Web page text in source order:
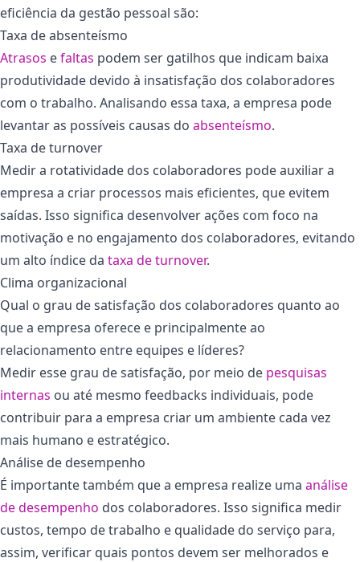
eficiência da gestão pessoal são:
Taxa de absenteísmo
Atrasos efaltas podem ser gatilhos que indicam baixa
produtividade devido à insatisfação dos colaboradores
com o trabalho. Analisando essa taxa, a empresa pode
levantar as possíveis causas do absenteísmo.
Taxa de turnover
Medir a rotatividade dos colaboradores pode auxiliar a
empresa a criar processos mais eficientes, que evitem
saídas. Isso significa desenvolver ações com foco na
motivação e no engajamento dos colaboradores, evitando
um alto índice da taxa de turnover.
Clima organizacional
Qual o grau de satisfação dos colaboradores quanto ao
que a empresa oferece e principalmente ao
relacionamento entre equipes e líderes?
Medir esse grau de satisfação, por meio de pesquisas
internas ou até mesmo feedbacks individuais, pode
contribuir para a empresa criar um ambiente cada vez
mais humano e estratégico.
Análise de desempenho
É importante também que a empresa realize uma análise
de desempenho dos colaboradores. Isso significa medir
custos, tempo de trabalho e qualidade do serviço para,
assim, verificar quais pontos devem ser melhorados e